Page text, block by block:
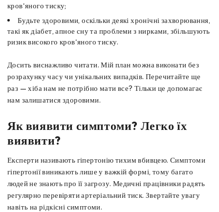
кров'яного тиску;
Будьте здоровими, оскільки деякі хронічні захворювання,
такі як діабет, апное сну та проблеми з нирками, збільшують
ризик високого кров'яного тиску.
Досить виснажливо читати. Мій план можна виконати без
розрахунку часу чи унікальних випадків. Перечитайте ще
раз — хіба нам не потрібно мати все? Тільки це допомагає
нам залишатися здоровими.
Як виявити симптоми? Легко їх
виявити?
Експерти називають гіпертонію тихим вбивцею. Симптоми
гіпертонії виникають лише у важкій формі, тому багато
людей не знають про її загрозу. Медичні працівники радять
регулярно перевіряти артеріальний тиск. Звертайте увагу
навіть на рідкісні симптоми.